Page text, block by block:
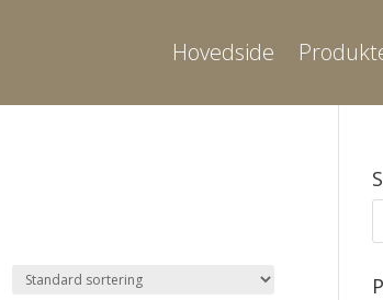
Hovedside